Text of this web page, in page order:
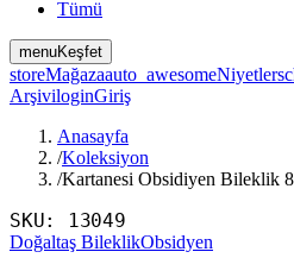
Tümü
menuKeşfet
storeMağazaauto_awesomeNiyetler
ArşiviloginGiriş
Anasayfa
/Koleksiyon
/Kartanesi Obsidiyen Bileklik
SKU: 13049
Doğaltaş BileklikObsidyen